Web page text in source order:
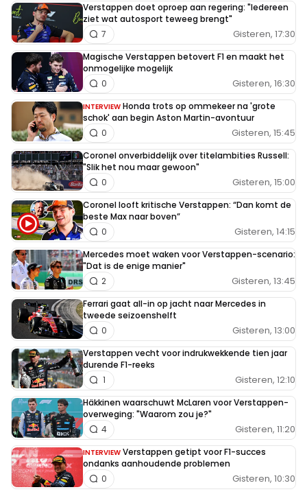
Verstappen doet oproep aan regering: "Iedereen
ziet wat autosport teweeg brengt"
Gisteren, 17:30
7
Magische Verstappen betovert F1 en maakt het
onmogelijke mogelijk
Gisteren, 16:30
0
INTERVIEW Honda trots op ommekeer na 'grote
schok' aan begin Aston Martin-avontuur
Gisteren, 15:45
0
Coronel onverbiddelijk over titelambities Russell:
"Slik het nou maar gewoon"
Gisteren, 15:00
0
Coronel looft kritische Verstappen: “Dan komt de
beste Max naar boven”
Gisteren, 14:15
0
Mercedes moet waken voor Verstappen-scenario:
"Dat is de enige manier"
Gisteren, 13:45
2
Ferrari gaat all-in op jacht naar Mercedes in
tweede seizoenshelft
Gisteren, 13:00
0
Verstappen vecht voor indrukwekkende tien jaar
durende F1-reeks
Gisteren, 12:10
1
Häkkinen waarschuwt McLaren voor Verstappen-
overweging: "Waarom zou je?"
Gisteren, 11:20
4
INTERVIEW Verstappen getipt voor F1-succes
ondanks aanhoudende problemen
Gisteren, 10:30
0